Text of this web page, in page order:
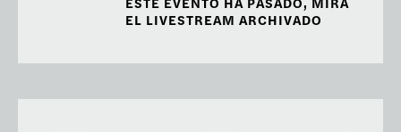
EL LIVESTREAM ARCHIVADO